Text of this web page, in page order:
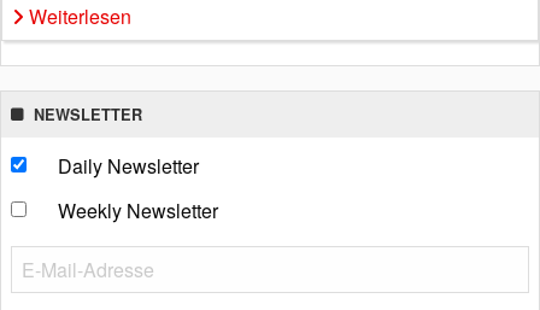
Weiterlesen
NEWSLETTER
Daily Newsletter
Weekly Newsletter